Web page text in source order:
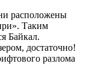
расположены
Таким
Байкал.
достаточно!
разлома